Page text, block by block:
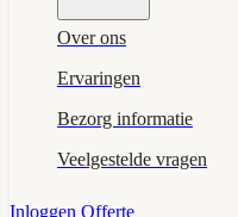
Over ons
Ervaringen
Bezorg informatie
Veelgestelde vragen
Inloggen Offerte